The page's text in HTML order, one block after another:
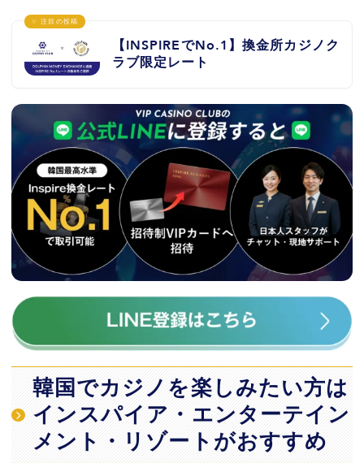
✨ 注目の投稿
【INSPIREでNo.1】換金所カジノク
ラブ限定レート
韓国でカジノを楽しみたい方は
インスパイア・エンターテイン
メント・リゾートがおすすめ